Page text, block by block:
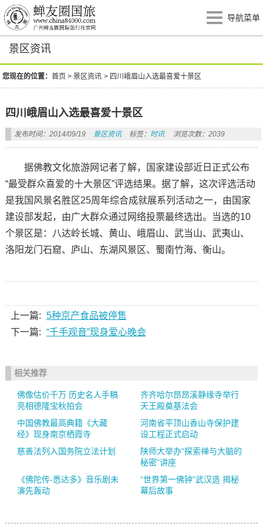
导航菜单
景区资讯
您现在的位置：首页 >景区资讯 > 四川峨眉山入选最喜爱十景区
四川峨眉山入选最喜爱十景区
发布时间：2014/09/19 景区资讯 标签： 时讯 浏览次数：2039
据佛教文化旅游网记者了解，国家建设部近日正式公布
“最受群众喜爱的十大景区”评选结果。据了解，这次评选活动
是我国风景名胜区25周年综合成就展系列活动之一，由国家
建设部发起，由广大群众通过网络投票最终选出。当选的10
个景区是：八达岭长城、黄山、峨眉山、武当山、武夷山、
洛阳龙门石窟、庐山、东湖风景区、蜀南竹海、衡山。
上一篇: 5种京产食品被停售
下一篇: “千手观音”现身爱心晚会
相关推荐
佛像估价千万 历史名人手稿
亮相德隆宝秋拍会
齐齐哈尔昂昂溪静缘寺举行
天王殿奠基法会
中国佛教最高典籍《大藏
经》现身南京栖霞寺
河南省平顶山香山寺保护建
设工程正式启动
慈善法列入国务院立法计划
陕师大举办“探索禅与大脑的
秘密”讲座
《佛陀传-悉达多》音乐剧未
演先轰动
“世界第一佛钟”武汉造 揭秘
幕后故事